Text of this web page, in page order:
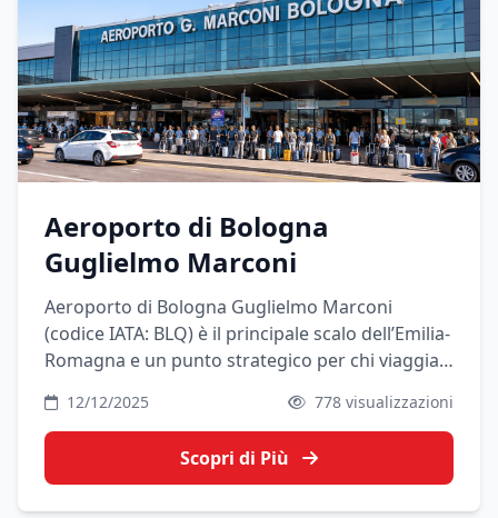
Aeroporto di Bologna
Guglielmo Marconi
Aeroporto di Bologna Guglielmo Marconi
(codice IATA: BLQ) è il principale scalo dell’Emilia-
Romagna e un punto strategico per chi viaggia
centro di Bologna ed è ben collegato con treni,
bus, taxi e auto private.
12/12/2025 778 visualizzazioni
Scopri di Più